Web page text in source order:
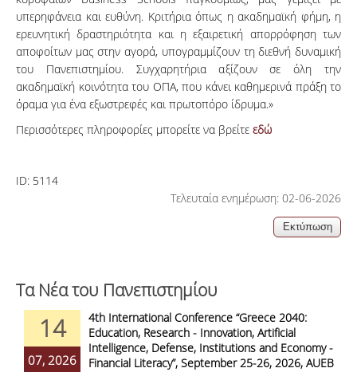
υπερηφάνεια και ευθύνη. Κριτήρια όπως η ακαδημαϊκή φήμη, η
ερευνητική δραστηριότητα και η εξαιρετική απορρόφηση των
αποφοίτων μας στην αγορά, υπογραμμίζουν τη διεθνή δυναμική
του Πανεπιστημίου. Συγχαρητήρια αξίζουν σε όλη την
ακαδημαϊκή κοινότητα του ΟΠΑ, που κάνει καθημερινά πράξη το
όραμα για ένα εξωστρεφές και πρωτοπόρο ίδρυμα.»
Περισσότερες πληροφορίες μπορείτε να βρείτε εδώ
ID: 5114
Τελευταία ενημέρωση: 02-06-2026
Τα Νέα του Πανεπιστημίου
14
07, 2026
4th International Conference “Greece 2040:
Education, Research - Innovation, Artificial
Intelligence, Defense, Institutions and Economy -
Financial Literacy”, September 25-26, 2026, AUEB